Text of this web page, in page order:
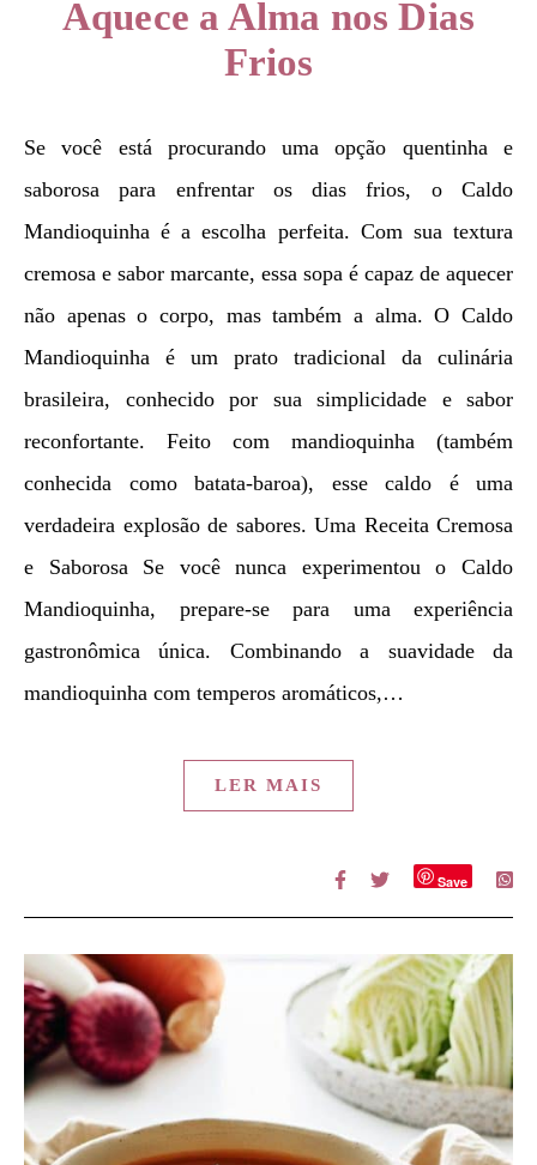
Aquece a Alma nos Dias
Frios
Se você está procurando uma opção quentinha e
saborosa para enfrentar os dias frios, o Caldo
Mandioquinha é a escolha perfeita. Com sua textura
cremosa e sabor marcante, essa sopa é capaz de aquecer
não apenas o corpo, mas também a alma. O Caldo
Mandioquinha é um prato tradicional da culinária
brasileira, conhecido por sua simplicidade e sabor
reconfortante. Feito com mandioquinha (também
conhecida como batata-baroa), esse caldo é uma
verdadeira explosão de sabores. Uma Receita Cremosa
e Saborosa Se você nunca experimentou o Caldo
Mandioquinha, prepare-se para uma experiência
gastronômica única. Combinando a suavidade da
mandioquinha com temperos aromáticos,…
LER MAIS
Save